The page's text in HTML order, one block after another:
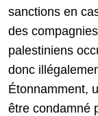
sanctions en
des
palestiniens
donc
Étonnamment,
être condamné